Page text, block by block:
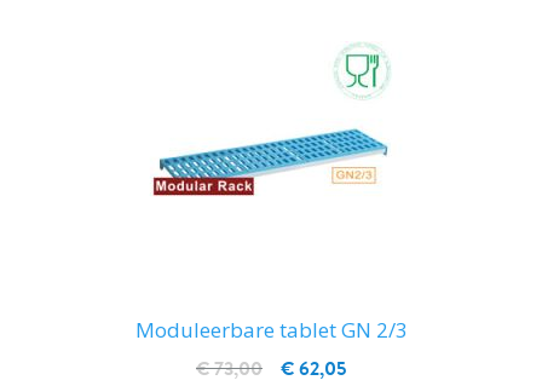
Moduleerbare tablet GN 2/3
€ 62,05
€ 73,00